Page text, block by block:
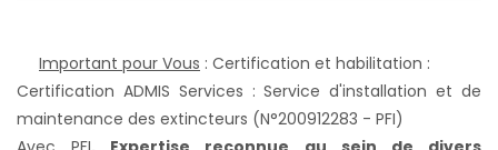
Important pour Vous : Certification et habilitation :
Certification ADMIS Services : Service d'installation et de
maintenance des extincteurs (N°200912283 - PFI)